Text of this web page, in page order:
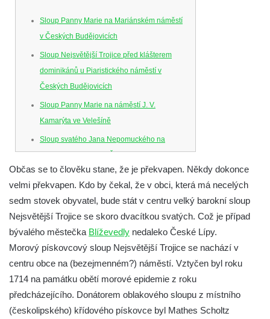
Sloup Panny Marie na Mariánském náměstí
v Českých Budějovicích
Sloup Nejsvětější Trojice před klášterem
dominikánů u Piaristického náměstí v
Českých Budějovicích
Sloup Panny Marie na náměstí J. V.
Kamarýta ve Velešíně
Sloup svatého Jana Nepomuckého na
náměstí J. Gurreho v Římově
Sloup Nejsvětější Trojice v Mirošovicích
Sloup se sochou Bolestného Krista (Ecce
Homo) na zahradě zámku Chrámce
Sloup Panny Marie u kostela Nalezení
svatého Kříže ve Frýdlantu
Sloup Panny Marie v Hostinném
Sloup Nejsvětější Trojice v Krásné u
Občas se to člověku stane, že je překvapen. Někdy dokonce
velmi překvapen. Kdo by čekal, že v obci, která má necelých
sedm stovek obyvatel, bude stát v centru velký barokní sloup
Nejsvětější Trojice se skoro dvacítkou svatých. Což je případ
bývalého městečka Blíževedly nedaleko České Lípy.
Morový pískovcový sloup Nejsvětější Trojice se nachází v
centru obce na (bezejmenném?) náměstí. Vztyčen byl roku
1714 na památku obětí morové epidemie z roku
předcházejícího. Donátorem oblakového sloupu z místního
(českolipského) křídového pískovce byl Mathes Scholtz